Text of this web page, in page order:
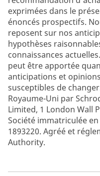
exprimées dans le
énoncés prospectifs.
reposent sur nos
hypothèses
connaissances
peut être apportée
anticipations et
susceptibles de
Royaume-Uni par
Limited, 1 London Wall
Société immatriculée
1893220. Agréé et
Authority.